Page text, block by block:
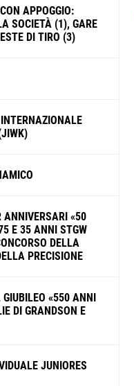
APPOGGIO:
SOCIETÀ (1), GARE
DI TIRO (3)
ANNIVERSARI «50
E 35 ANNI STGW
DELLA
PRECISIONE
GIUBILEO «550 ANNI
DI GRANDSON E
JUNIORES